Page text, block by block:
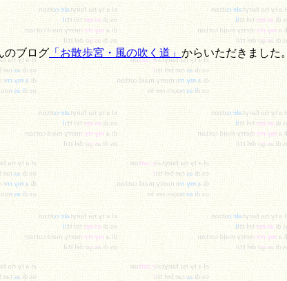
のブログ「お散歩宮・風の吹く道」 からいただきました。